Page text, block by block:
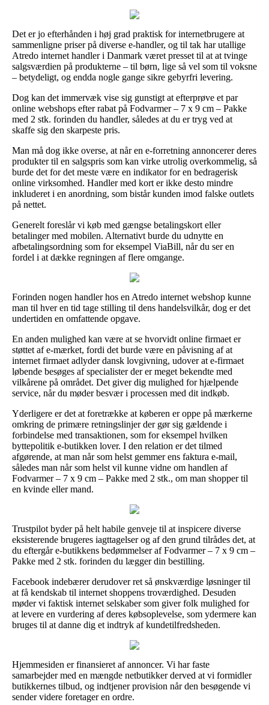
Det er jo efterhånden i høj grad praktisk for internetbrugere at
sammenligne priser på diverse e-handler, og til tak har utallige
Atredo internet handler i Danmark været presset til at at tvinge
salgsværdien på produkterne – til børn, lige så vel som til voksne
– betydeligt, og endda nogle gange sikre gebyrfri levering.
Dog kan det immervæk vise sig gunstigt at efterprøve et par
online webshops efter rabat på Fodvarmer – 7 x 9 cm – Pakke
med 2 stk. forinden du handler, således at du er tryg ved at
skaffe sig den skarpeste pris.
Man må dog ikke overse, at når en e-forretning annoncerer deres
produkter til en salgspris som kan virke utrolig overkommelig, så
burde det for det meste være en indikator for en bedragerisk
online virksomhed. Handler med kort er ikke desto mindre
inkluderet i en anordning, som bistår kunden imod falske outlets
på nettet.
Generelt foreslår vi køb med gængse betalingskort eller
betalinger med mobilen. Alternativt burde du udnytte en
afbetalingsordning som for eksempel ViaBill, når du ser en
fordel i at dække regningen af flere omgange.
Forinden nogen handler hos en Atredo internet webshop kunne
man til hver en tid tage stilling til dens handelsvilkår, dog er det
undertiden en omfattende opgave.
En anden mulighed kan være at se hvorvidt online firmaet er
støttet af e-mærket, fordi det burde være en påvisning af at
internet firmaet adlyder dansk lovgivning, udover at e-firmaet
løbende besøges af specialister der er meget bekendte med
vilkårene på området. Det giver dig mulighed for hjælpende
service, når du møder besvær i processen med dit indkøb.
Yderligere er det at foretrække at køberen er oppe på mærkerne
omkring de primære retningslinjer der gør sig gældende i
forbindelse med transaktionen, som for eksempel hvilken
byttepolitik e-butikken lover. I den relation er det tilmed
afgørende, at man når som helst gemmer ens faktura e-mail,
således man når som helst vil kunne vidne om handlen af
Fodvarmer – 7 x 9 cm – Pakke med 2 stk., om man shopper til
en kvinde eller mand.
Trustpilot byder på helt habile genveje til at inspicere diverse
eksisterende brugeres iagttagelser og af den grund tilrådes det, at
du eftergår e-butikkens bedømmelser af Fodvarmer – 7 x 9 cm –
Pakke med 2 stk. forinden du lægger din bestilling.
Facebook indebærer derudover ret så ønskværdige løsninger til
at få kendskab til internet shoppens troværdighed. Desuden
møder vi faktisk internet selskaber som giver folk mulighed for
at levere en vurdering af deres købsoplevelse, som ydermere kan
bruges til at danne dig et indtryk af kundetilfredsheden.
Hjemmesiden er finansieret af annoncer. Vi har faste
samarbejder med en mængde netbutikker derved at vi formidler
butikkernes tilbud, og indtjener provision når den besøgende vi
sender videre foretager en ordre.